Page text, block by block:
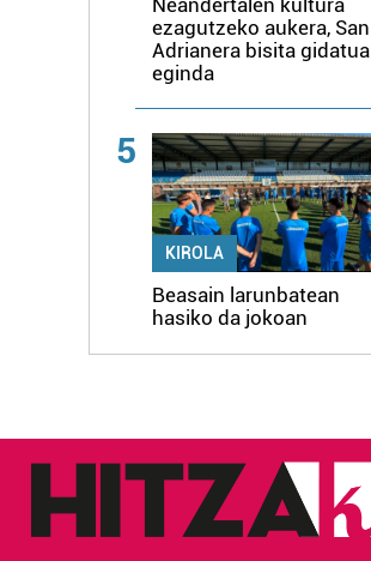
ezagutzeko aukera, San
Adrianera bisita gidatua
eginda
5
KIROLA
Beasain larunbatean
hasiko da jokoan